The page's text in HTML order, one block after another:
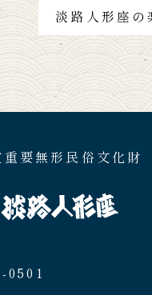
淡路人形座の
重要無形民俗文化
0501